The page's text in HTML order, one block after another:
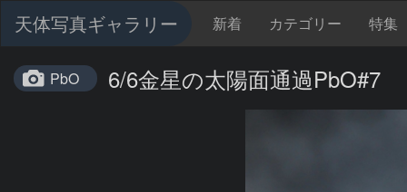
天体写真ギャラリー 新着 カテゴリー 特集
PbO 6/6金星の太陽面通過PbO#7